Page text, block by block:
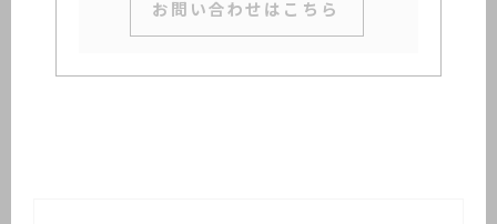
お問い合わせはこちら